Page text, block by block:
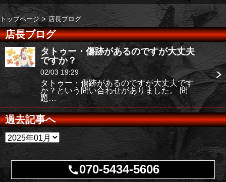
トップページ 店長ブログ
店長ブログ
タトゥー・傷跡があるのですが大丈夫
ですか？
02/03 19:29
タトゥー・傷跡があるのですが大丈夫です
か？という問い合わせがありました。 問
題…
過去記事へ
call070-5434-5606